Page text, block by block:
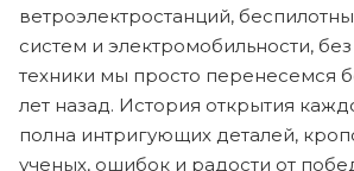
ветроэлектростанций,
систем и электромобильности,
техники мы просто перенесемся
лет назад. История открытия
полна интригующих деталей,
ученых, ошибок и радости от